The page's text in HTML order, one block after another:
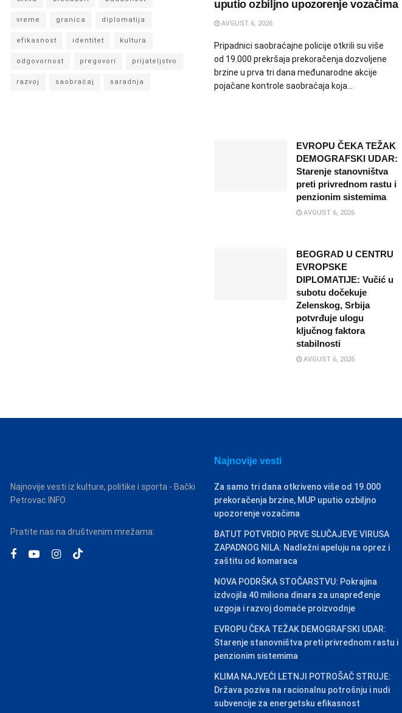
uputio ozbiljno upozorenje vozačima
AVGUST 6, 2026
Pripadnici saobraćajne policije otkrili su više
od 19.000 prekršaja prekoračenja dozvoljene
brzine u prva tri dana međunarodne akcije
pojačane kontrole saobraćaja koja...
EVROPU ČEKA TEŽAK
DEMOGRAFSKI UDAR:
Starenje stanovništva
preti privrednom rastu i
penzionim sistemima
AVGUST 6, 2026
BEOGRAD U CENTRU
EVROPSKE
DIPLOMATIJE: Vučić u
subotu dočekuje
Zelenskog, Srbija
potvrđuje ulogu
ključnog faktora
stabilnosti
AVGUST 6, 2026
vreme granica diplomatija
efikasnost identitet kultura
odgovornost pregovori prijateljstvo
razvoj saobraćaj saradnja
Najnovije vesti iz kulture, politike i sporta - Bački
Petrovac INFO
Pratite nas na društvenim mrežama:
Najnovije vesti
Za samo tri dana otkriveno više od 19.000
prekoračenja brzine, MUP uputio ozbiljno
upozorenje vozačima
BATUT POTVRDIO PRVE SLUČAJEVE VIRUSA
ZAPADNOG NILA: Nadležni apeluju na oprez i
zaštitu od komaraca
NOVA PODRŠKA STOČARSTVU: Pokrajina
izdvojila 40 miliona dinara za unapređenje
uzgoja i razvoj domaće proizvodnje
EVROPU ČEKA TEŽAK DEMOGRAFSKI UDAR:
Starenje stanovništva preti privrednom rastu i
penzionim sistemima
KLIMA NAJVEĆI LETNJI POTROŠAČ STRUJE:
Država poziva na racionalnu potrošnju i nudi
subvencije za energetsku efikasnost